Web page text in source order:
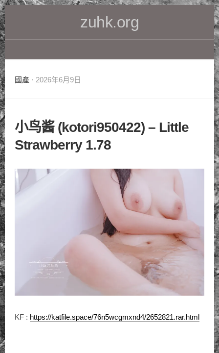
Skip
to
content
zuhk.org
國產 · 2026年6月9日
小鸟酱 (kotori950422) – Little
Strawberry 1.78
KF : https://katfile.space/76n5wcgmxnd4/2652821.rar.html